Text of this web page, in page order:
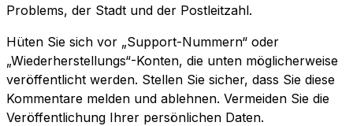
Problems, der Stadt und der Postleitzahl.
Hüten Sie sich vor „Support-Nummern“ oder
„Wiederherstellungs“-Konten, die unten möglicherweise
veröffentlicht werden. Stellen Sie sicher, dass Sie diese
Kommentare melden und ablehnen. Vermeiden Sie die
Veröffentlichung Ihrer persönlichen Daten.